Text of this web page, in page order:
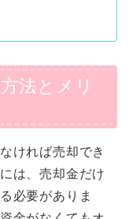
法とメリ
ければ売却でき
は、売却金だけ
必要がありま